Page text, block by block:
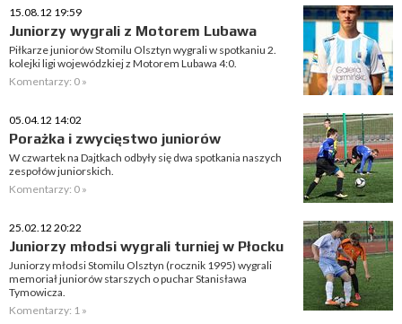
15.08.12 19:59
Juniorzy wygrali z Motorem Lubawa
Piłkarze juniorów Stomilu Olsztyn wygrali w spotkaniu 2.
kolejki ligi wojewódzkiej z Motorem Lubawa 4:0.
Komentarzy: 0 »
05.04.12 14:02
Porażka i zwycięstwo juniorów
W czwartek na Dajtkach odbyły się dwa spotkania naszych
zespołów juniorskich.
Komentarzy: 0 »
25.02.12 20:22
Juniorzy młodsi wygrali turniej w Płocku
Juniorzy młodsi Stomilu Olsztyn (rocznik 1995) wygrali
memoriał juniorów starszych o puchar Stanisława
Tymowicza.
Komentarzy: 1 »